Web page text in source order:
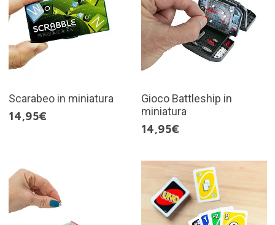
Scarabeo in miniatura
14,95€
Gioco Battleship in
miniatura
14,95€